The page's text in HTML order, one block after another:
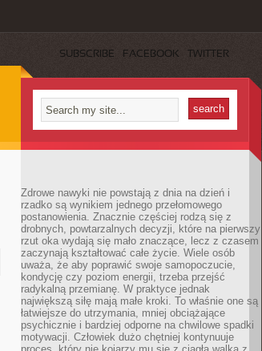
SUBSCRIBE FACEBOOK TWITTER
Zdrowe nawyki nie powstają z dnia na dzień i
rzadko są wynikiem jednego przełomowego
postanowienia. Znacznie częściej rodzą się z
drobnych, powtarzalnych decyzji, które na pierwszy
rzut oka wydają się mało znaczące, lecz z czasem
zaczynają kształtować całe życie. Wiele osób
uważa, że aby poprawić swoje samopoczucie,
kondycję czy poziom energii, trzeba przejść
radykalną przemianę. W praktyce jednak
największą siłę mają małe kroki. To właśnie one są
łatwiejsze do utrzymania, mniej obciążające
psychicznie i bardziej odporne na chwilowe spadki
motywacji. Człowiek dużo chętniej kontynuuje